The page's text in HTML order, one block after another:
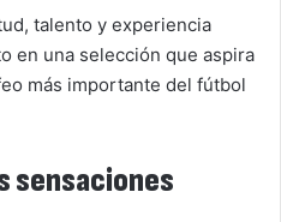
talento y experiencia
en una selección que aspira
más importante del fútbol
sensaciones